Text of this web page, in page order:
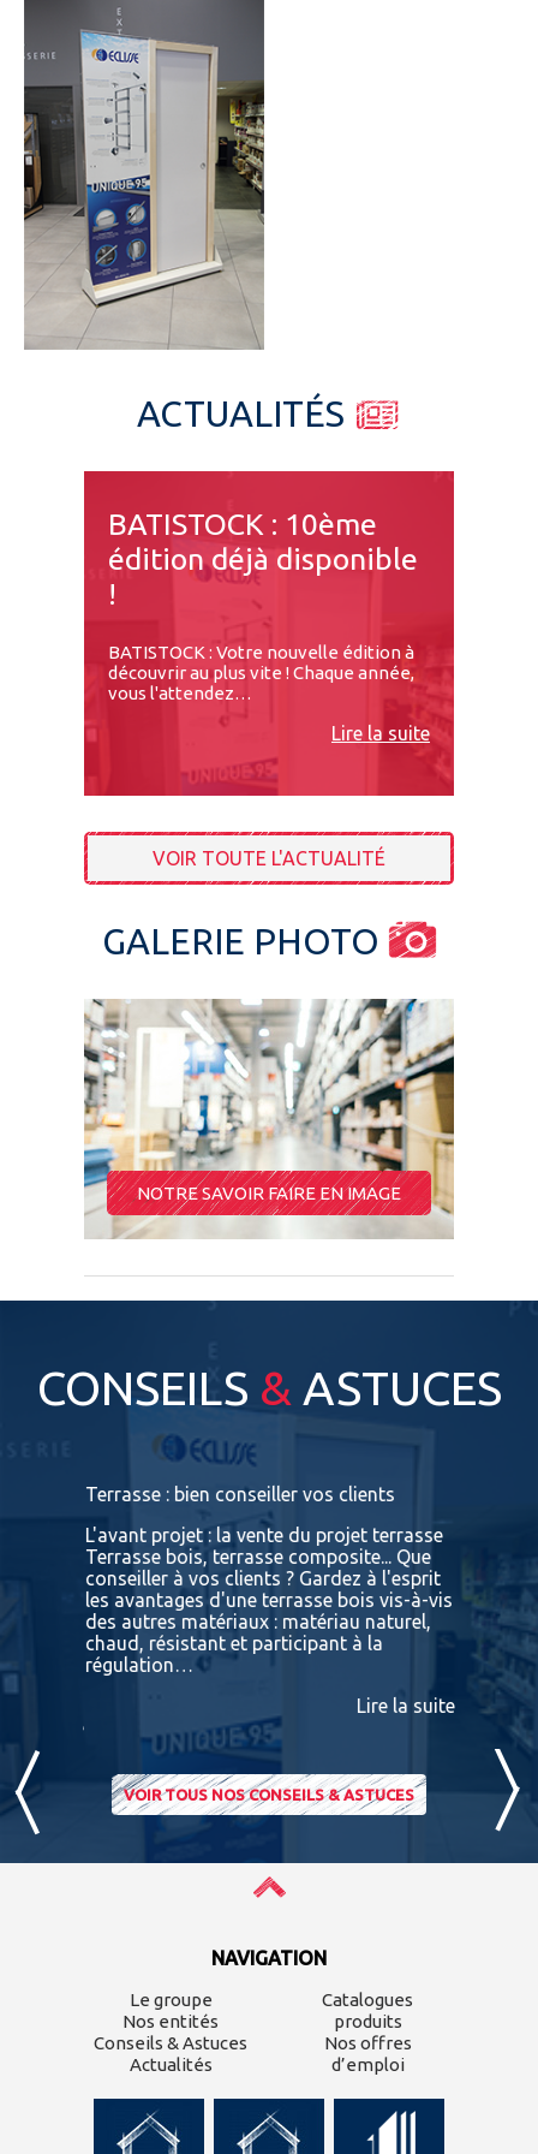
Espace pro
ACTUALITÉS
BATISTOCK : 10ème
édition déjà disponible
!
BATISTOCK : Votre nouvelle édition à
découvrir au plus vite ! Chaque année,
vous l'attendez…
Lire la suite
VOIR TOUTE L'ACTUALITÉ
GALERIE PHOTO
NOTRE SAVOIR FAIRE EN IMAGE
CONSEILS & ASTUCES
la suite
Terrasse : bien conseiller vos clients
L'avant projet : la vente du projet terrasse
Terrasse bois, terrasse composite... Que
conseiller à vos clients ? Gardez à l'esprit
les avantages d'une terrasse bois vis-à-vis
des autres matériaux : matériau naturel,
chaud, résistant et participant à la
régulation…
Lire la suite
IPE
VOIR TOUS NOS CONSEILS & ASTUCES
NAVIGATION
Le groupe
Nos entités
Conseils & Astuces
Actualités
Catalogues
produits
Nos offres
d’emploi